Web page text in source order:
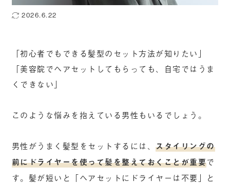
2026.6.22
「初心者でもできる髪型のセット方法が知りたい」
「美容院でヘアセットしてもらっても、自宅ではうま
くできない」
このような悩みを抱えている男性もいるでしょう。
男性がうまく髪型をセットするには、スタイリングの
前にドライヤーを使って髪を整えておくことが重要で
す。髪が短いと「ヘアセットにドライヤーは不要」と